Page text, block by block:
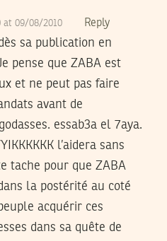
at 09/08/2010 Reply
sa publication en
pense que ZABA est
et ne peut pas faire
avant de
essab3a el 7aya.
l’aidera sans
tache pour que ZABA
la postérité au coté
acquérir ces
dans sa quête de